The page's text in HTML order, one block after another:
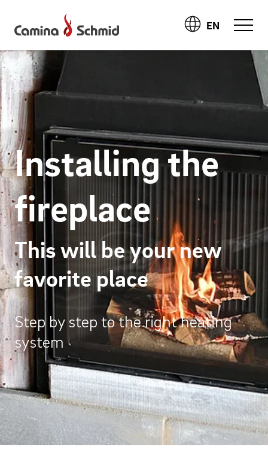
EN
Installing the
fireplace
This will be your new
favorite place
Step by step to the right heating
system